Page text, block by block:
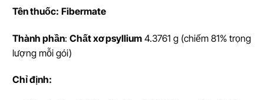
Tên thuốc: Fibermate
Thành phần: Chất xơ psyllium 4.3761 g (chiếm 81% trọng
lượng mỗi gói)
Chỉđịnh: